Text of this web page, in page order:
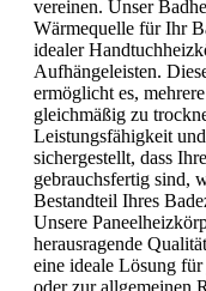
vereinen. Unser
Wärmequelle für Ihr
idealer
Aufhängeleisten.
ermöglicht es,
gleichmäßig zu
Leistungsfähigkeit
sichergestellt, dass
gebrauchsfertig sind,
Bestandteil Ihres
Unsere
herausragende
eine ideale Lösung
oder zur allgemeinen